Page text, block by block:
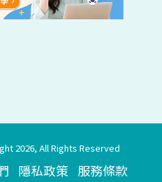
2026, All Rights Reserved
隱私政策 服務條款